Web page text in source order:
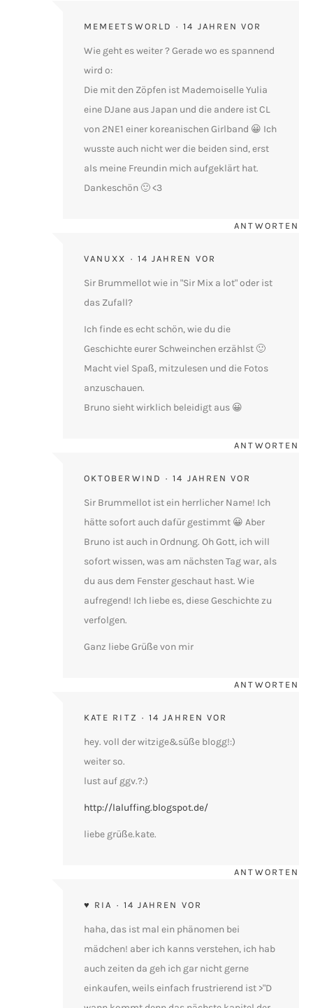
MEMEETSWORLD 14 JAHREN VOR
Wie geht es weiter ? Gerade wo es spannend
wird o:
Die mit den Zöpfen ist Mademoiselle Yulia
eine DJane aus Japan und die andere ist CL
von 2NE1 einer koreanischen Girlband 😀 Ich
wusste auch nicht wer die beiden sind, erst
als meine Freundin mich aufgeklärt hat.
Dankeschön 🙂 <3
VANUXX 14 JAHREN VOR
ANTWORTEN
Sir Brummellot wie in "Sir Mix a lot" oder ist
das Zufall?
Ich finde es echt schön, wie du die
Geschichte eurer Schweinchen erzählst 🙂
Macht viel Spaß, mitzulesen und die Fotos
anzuschauen.
Bruno sieht wirklich beleidigt aus 😀
OKTOBERWIND 14 JAHREN VOR
ANTWORTEN
Sir Brummellot ist ein herrlicher Name! Ich
hätte sofort auch dafür gestimmt 😀 Aber
Bruno ist auch in Ordnung. Oh Gott, ich will
sofort wissen, was am nächsten Tag war, als
du aus dem Fenster geschaut hast. Wie
aufregend! Ich liebe es, diese Geschichte zu
verfolgen.
Ganz liebe Grüße von mir
KATE RITZ 14 JAHREN VOR
ANTWORTEN
hey. voll der witzige&süße blogg!:)
weiter so.
lust auf ggv.?:)
http://laluffing.blogspot.de/
liebe grüße.kate.
♥ RIA 14 JAHREN VOR
ANTWORTEN
haha, das ist mal ein phänomen bei
mädchen! aber ich kanns verstehen, ich hab
auch zeiten da geh ich gar nicht gerne
einkaufen, weils einfach frustrierend ist >"D